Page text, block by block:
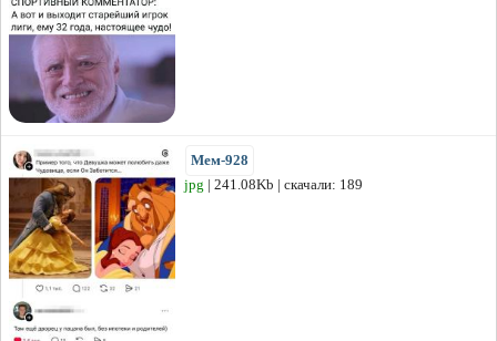
Мем-928
jpg | 241.08Kb | скачали: 189